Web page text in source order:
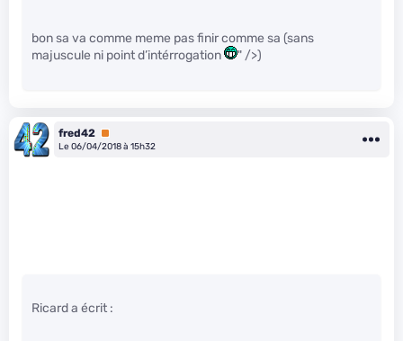
bon sa va comme meme pas finir comme sa (sans
majuscule ni point d’intérrogation
" />)
fred42 Premium
Le 06/04/2018 à 15h32
Ricard a écrit :